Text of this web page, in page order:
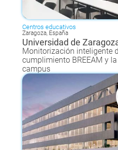
Centros educativos
Zaragoza, España
Universidad de
Monitorización inteligente
cumplimiento BREEAM y
campus